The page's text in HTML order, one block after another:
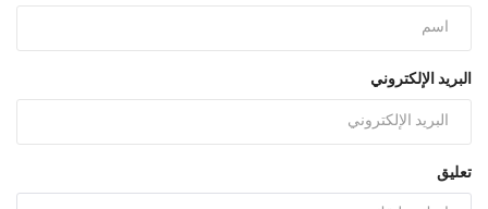
البريد الإلكتروني
تعليق